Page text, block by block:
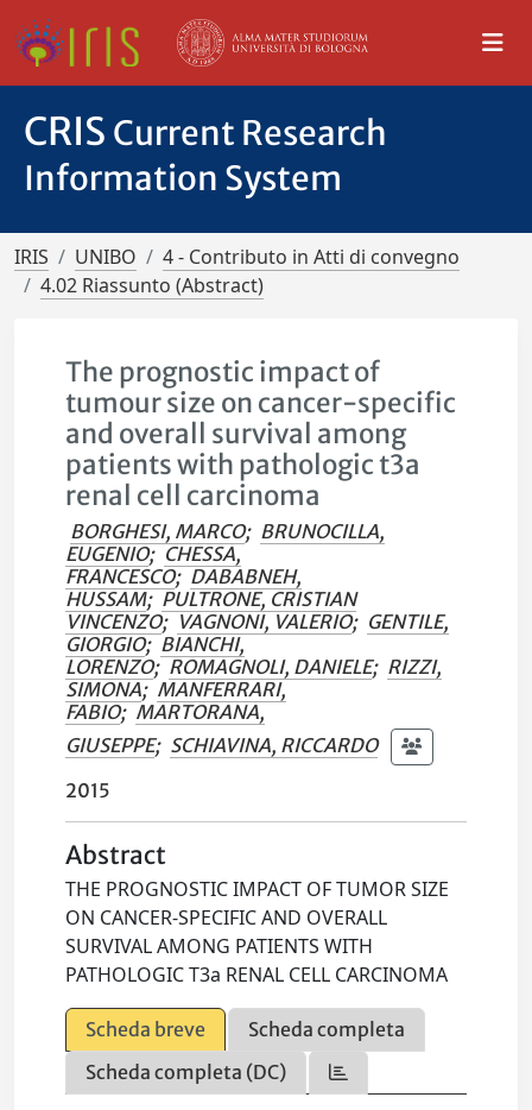
CRIS Current Research
Information System
IRIS UNIBO
4 - Contributo in Atti di convegno
4.02 Riassunto (Abstract)
The prognostic impact of
tumour size on cancer-specific
and overall survival among
patients with pathologic t3a
renal cell carcinoma
BORGHESI, MARCO; BRUNOCILLA,
EUGENIO; CHESSA,
FRANCESCO; DABABNEH,
HUSSAM; PULTRONE, CRISTIAN
VINCENZO; VAGNONI, VALERIO; GENTILE,
GIORGIO; BIANCHI,
LORENZO; ROMAGNOLI, DANIELE; RIZZI,
SIMONA; MANFERRARI,
FABIO; MARTORANA,
GIUSEPPE; SCHIAVINA, RICCARDO
2015
Abstract
THE PROGNOSTIC IMPACT OF TUMOR SIZE
ON CANCER-SPECIFIC AND OVERALL
SURVIVAL AMONG PATIENTS WITH
PATHOLOGIC T3a RENAL CELL CARCINOMA
Scheda breve
Scheda completa
Scheda completa (DC)